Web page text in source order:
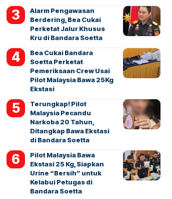
Alarm Pengawasan
Berdering, Bea Cukai
Perketat Jalur Khusus
Kru di Bandara Soetta
Bea Cukai Bandara
Soetta Perketat
Pemeriksaan Crew Usai
Pilot Malaysia Bawa 25Kg
Ekstasi
Terungkap! Pilot
Malaysia Pecandu
Narkoba 20 Tahun,
Ditangkap Bawa Ekstasi
di Bandara Soetta
Pilot Malaysia Bawa
Ekstasi 25 Kg, Siapkan
Urine “Bersih” untuk
Kelabui Petugas di
Bandara Soetta